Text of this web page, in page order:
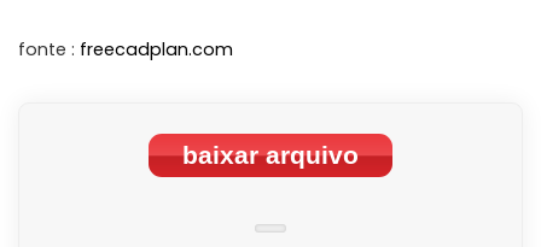
fonte : freecadplan.com
baixar arquivo